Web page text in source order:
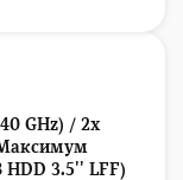
GHz) / 2x
HDD 3.5'' LFF)